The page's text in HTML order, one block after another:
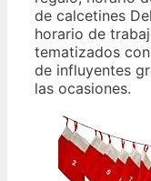
de calcetines
horario de
tematizados
de influyentes
las ocasiones.